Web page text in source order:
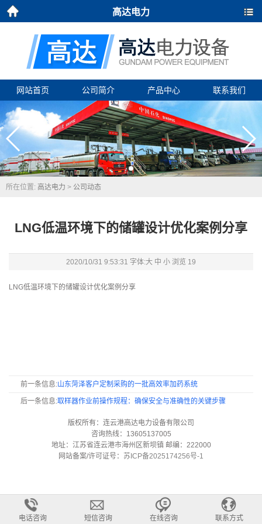
高达电力
网站首页 公司简介 产品中心 联系我们
所在位置: 高达电力 > 公司动态
LNG低温环境下的储罐设计优化案例分享
2020/10/31 9:53:31 字体:大 中 小 浏览 19
LNG低温环境下的储罐设计优化案例分享
前一条信息:山东菏泽客户定制采购的一批高效率加药系统
后一条信息:取样器作业前操作规程：确保安全与准确性的关键步骤
版权所有：连云港高达电力设备有限公司
咨询热线：13605137005
地址：江苏省连云港市海州区新坝镇 邮编：222000
网站备案/许可证号： 苏ICP备2025174256号-1
电话咨询 短信咨询 在线咨询 联系方式